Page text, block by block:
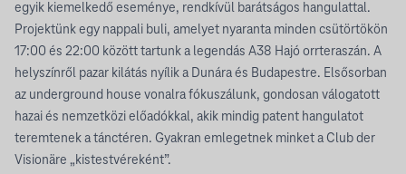
egyik kiemelkedő eseménye, rendkívül barátságos hangulattal.
Projektünk egy nappali buli, amelyet nyaranta minden csütörtökön
17:00 és 22:00 között tartunk a legendás A38 Hajó orrteraszán. A
helyszínről pazar kilátás nyílik a Dunára és Budapestre. Elsősorban
az underground house vonalra fókuszálunk, gondosan válogatott
hazai és nemzetközi előadókkal, akik mindig patent hangulatot
teremtenek a tánctéren. Gyakran emlegetnek minket a Club der
Visionäre „kistestvéreként”.